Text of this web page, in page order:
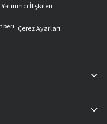
Yatırımcı İlişkileri
Çerez Ayarları